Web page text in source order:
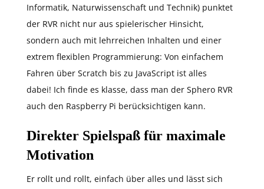
Informatik, Naturwissenschaft und Technik) punktet
der RVR nicht nur aus spielerischer Hinsicht,
sondern auch mit lehrreichen Inhalten und einer
extrem flexiblen Programmierung: Von einfachem
Fahren über Scratch bis zu JavaScript ist alles
dabei! Ich finde es klasse, dass man der Sphero RVR
auch den Raspberry Pi berücksichtigen kann.
Direkter Spielspaß für maximale
Motivation
Er rollt und rollt, einfach über alles und lässt sich